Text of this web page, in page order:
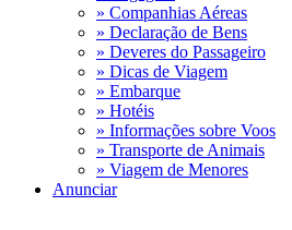
» Companhias Aéreas
» Declaração de Bens
» Deveres do Passageiro
» Dicas de Viagem
» Embarque
» Hotéis
» Informações sobre Voos
» Transporte de Animais
» Viagem de Menores
Anunciar